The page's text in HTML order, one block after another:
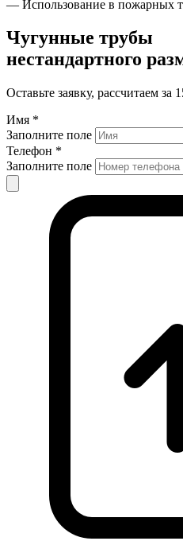
— Использование в пожарных
Чугунные трубы
нестандартного
Оставьте заявку, рассчитаем за
Имя *
Заполните поле
Телефон *
Заполните поле